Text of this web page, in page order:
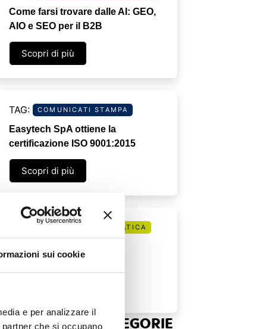
sui cookie
e per analizzare il
che si occupano
Come farsi trovare dalle AI: GEO,
AIO e SEO per il B2B
Scopri di più
COMUNICATI STAMPA
Easytech SpA ottiene la
certificazione ISO 9001:2015
Scopri di più
SICUREZZA INFORMATICA
Compromise
ALTRE CATEGORIE